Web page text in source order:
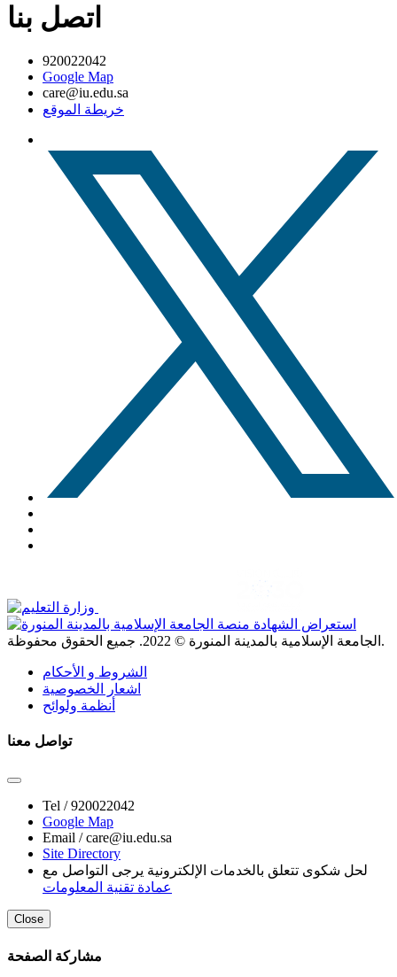
اتصل بنا
920022042
Google Map
care@iu.edu.sa
خريطة الموقع
الجامعة الإسلامية بالمدينة المنورة © 2022 . جميع الحقوق محفوظة.
الشروط و الأحكام
اشعار الخصوصية
أنظمة ولوائح
تواصل معنا
Tel /920022042
Google Map
Email /care@iu.edu.sa
Site Directory
لحل شكوى تتعلق بالخدمات الإلكترونية يرجى التواصل مع
عمادة تقنية المعلومات
Close
مشاركة الصفحة